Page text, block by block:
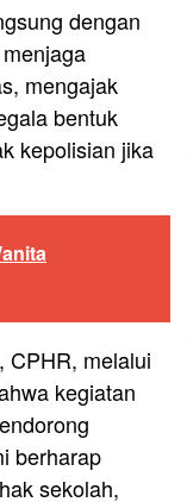
dengan
mengajak
bentuk
kepolisian jika
CPHR, melalui
kegiatan
berharap
sekolah,